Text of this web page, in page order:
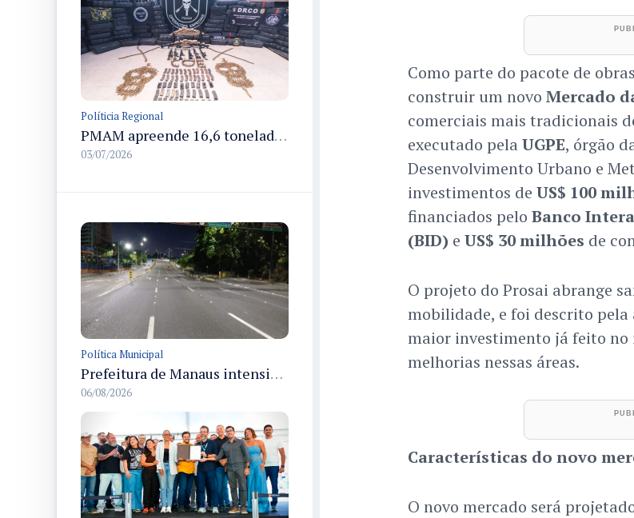
Políticia Regional
PMAM apreende 16,6 toneladas de entorpecentes e registra aumento nas prisões em flagrante e nas capturas de foragidos no primeiro semestre de 2026
03/07/2026
Política Municipal
Prefeitura de Manaus intensifica sinalização viária em diversos bairros para organizar o trânsito e reduzir sinistros
06/08/2026
Como parte do pacote de
construir um novo Mercado
comerciais mais tradicionais
executado pela UGPE, órgão
Desenvolvimento Urbano e
investimentos de US$ 100
financiados pelo Banco
(BID) e US$ 30 milhões de
O projeto do Prosai abrange
mobilidade, e foi descrito
maior investimento já feito
melhorias nessas áreas.
Características do novo
O novo mercado será